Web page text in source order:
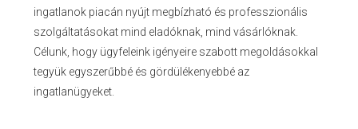
ingatlanok piacán nyújt megbízható és professzionális
szolgáltatásokat mind eladóknak, mind vásárlóknak.
Célunk, hogy ügyfeleink igényeire szabott megoldásokkal
tegyük egyszerűbbé és gördülékenyebbé az
ingatlanügyeket.